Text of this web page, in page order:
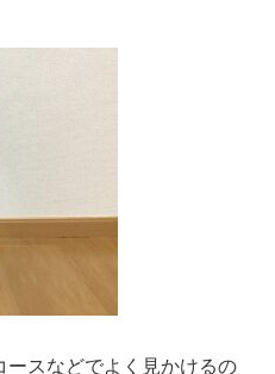
ースなどでよく見かけるの